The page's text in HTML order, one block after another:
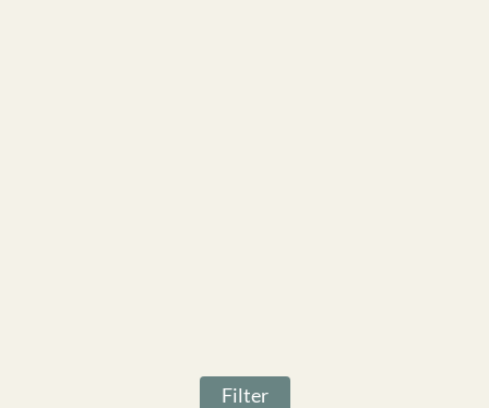
Filter